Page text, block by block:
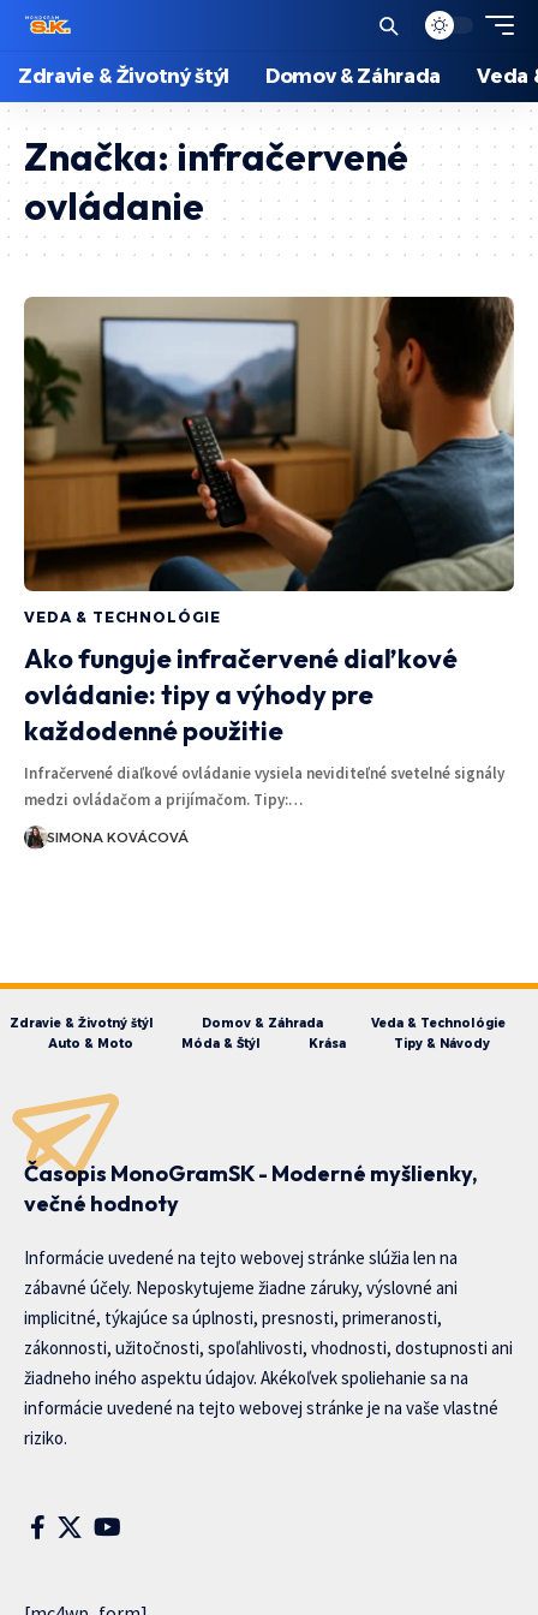
Zdravie & Životný štýl Domov & Záhrada Veda
Značka:infračervené
ovládanie
VEDA & TECHNOLÓGIE
Ako funguje infračervené diaľkové
ovládanie: tipy a výhody pre
každodenné použitie
Infračervené diaľkové ovládanie vysiela neviditeľné svetelné signály
medzi ovládačom a prijímačom. Tipy:…
SIMONA KOVÁCOVÁ
Zdravie & Životný štýl Domov & Záhrada
Veda & Technológie
Auto & Moto
Móda & Štýl Krása Tipy & Návody
Časopis MonoGramSK - Moderné myšlienky,
večné hodnoty
Informácie uvedené na tejto webovej stránke slúžia len na
zábavné účely. Neposkytujeme žiadne záruky, výslovné ani
implicitné, týkajúce sa úplnosti, presnosti, primeranosti,
zákonnosti, užitočnosti, spoľahlivosti, vhodnosti, dostupnosti ani
žiadneho iného aspektu údajov. Akékoľvek spoliehanie sa na
informácie uvedené na tejto webovej stránke je na vaše vlastné
riziko.